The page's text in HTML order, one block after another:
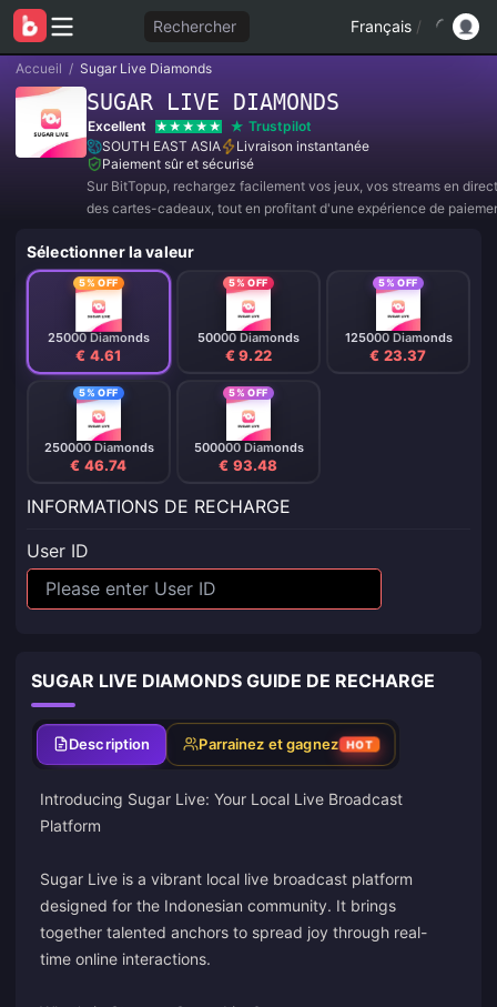
Rechercher Français /
Accueil / Sugar Live Diamonds
SUGAR LIVE DIAMONDS
Excellent
Trustpilot
SOUTH EAST ASIA
Livraison instantanée
Paiement sûr et sécurisé
Sur BitTopup, rechargez facilement vos jeux, vos streams en
des cartes-cadeaux, tout en profitant d'une expérience de
Sélectionner la valeur
5% OFF
25000 Diamonds
€ 4.61
5% OFF
50000 Diamonds
€ 9.22
5% OFF
125000 Diamonds
€ 23.37
5% OFF
250000 Diamonds
€ 46.74
5% OFF
500000 Diamonds
€ 93.48
INFORMATIONS DE RECHARGE
User ID
SUGAR LIVE DIAMONDS GUIDE DE RECHARGE
Description Parrainez et gagnez HOT
Introducing Sugar Live: Your Local Live Broadcast
Platform
Sugar Live is a vibrant local live broadcast platform
designed for the Indonesian community. It brings
together talented anchors to spread joy through real-
time online interactions.